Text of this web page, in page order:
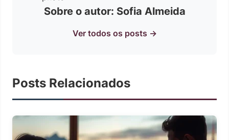
Sobre o autor: Sofia Almeida
Ver todos os posts →
Posts Relacionados